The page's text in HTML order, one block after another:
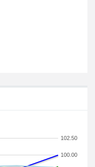
100.00
102.50